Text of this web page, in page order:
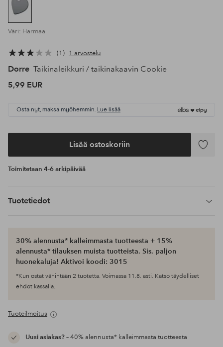
Väri: Harmaa
1 1 arvostelu
Dorre Taikinaleikkuri / taikinakaavin Cookie
5,99 EUR
Osta nyt, maksa myöhemmin. Lue lisää
Lisää ostoskoriin
Lisää
Toimitetaan 4-6 arkipäivää
Tuotetiedot
30% alennusta* kalleimmasta tuotteesta + 15%
alennusta* tilauksen muista tuotteista. Sis. paljon
huonekaluja! Aktivoi koodi: 3015
*Kun ostat vähintään 2 tuotetta. Voimassa 11.8. asti. Katso täydelliset
ehdot kassalla.
Tuoteilmoitus
Uusi asiakas?– 40% alennusta* kalleimmasta tuotteesta